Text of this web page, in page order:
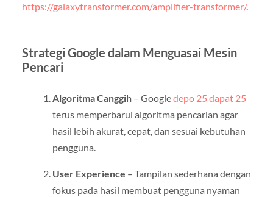
https://galaxytransformer.com/amplifier-transformer/.
Strategi Google dalam Menguasai Mesin
Pencari
Algoritma Canggih– Googledepo 25 dapat 25
terus memperbarui algoritma pencarian agar
hasil lebih akurat, cepat, dan sesuai kebutuhan
pengguna.
User Experience – Tampilan sederhana dengan
fokus pada hasil membuat pengguna nyaman